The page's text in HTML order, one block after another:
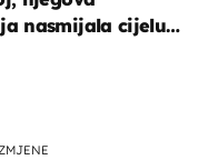
nasmijala cijelu